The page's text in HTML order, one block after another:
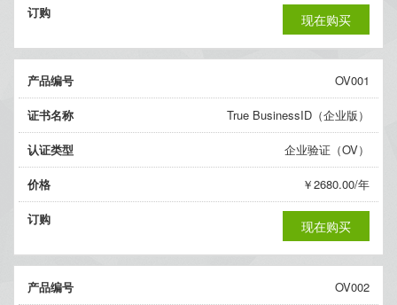
订购 现在购买
产品编号 OV001
证书名称 True BusinessID（企业版）
认证类型 企业验证（OV）
价格 ￥2680.00/年
订购 现在购买
产品编号 OV002